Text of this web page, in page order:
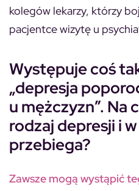
kolegów lekarzy, którzy
pacjentce wizytę u
Występuje coś
„depresja
u mężczyzn”. Na
rodzaj depresji i
przebiega?
Zawsze mogą wystąpić